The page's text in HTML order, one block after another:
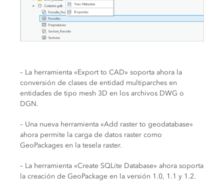
– La herramienta «Export to CAD» soporta ahora la
conversión de clases de entidad multiparches en
entidades de tipo mesh 3D en los archivos DWG o
DGN.
– Una nueva herramienta «Add raster to geodatabase»
ahora permite la carga de datos raster como
GeoPackages en la tesela raster.
– La herramienta «Create SQLite Database» ahora soporta
la creación de GeoPackage en la versión 1.0, 1.1 y 1.2.